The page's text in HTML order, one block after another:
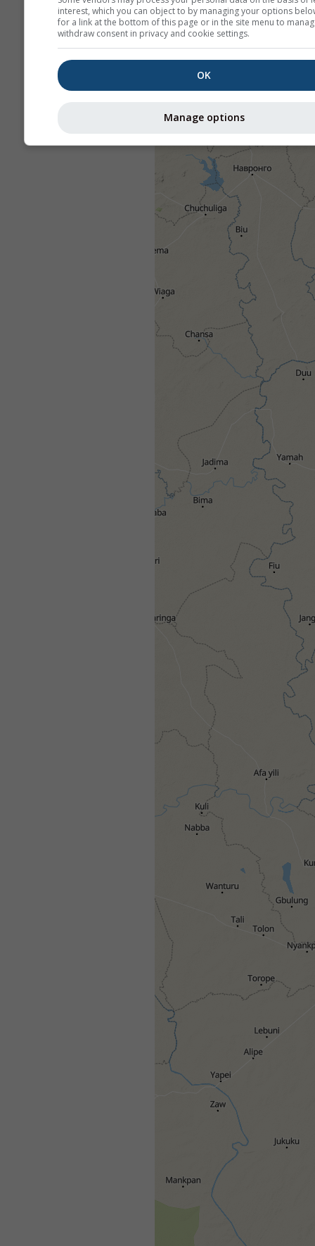
interest, which you can object to by managing your options
for a link at the bottom of this page or in the site menu to
withdraw consent in privacy and cookie settings.
OK
Manage options